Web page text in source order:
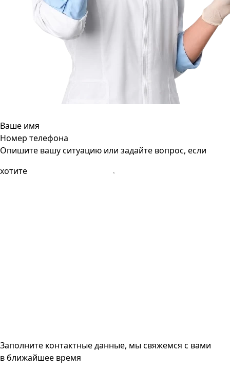
Ваше имя
Номер телефона
Опишите вашу ситуацию или задайте вопрос, если
хотите
Заполните контактные данные, мы свяжемся с вами
в ближайшее время